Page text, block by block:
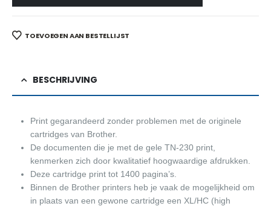
TOEVOEGEN AAN BESTELLIJST
BESCHRIJVING
Print gegarandeerd zonder problemen met de originele
cartridges van Brother.
De documenten die je met de gele TN-230 print,
kenmerken zich door kwalitatief hoogwaardige afdrukken.
Deze cartridge print tot 1400 pagina’s.
Binnen de Brother printers heb je vaak de mogelijkheid om
in plaats van een gewone cartridge een XL/HC (high